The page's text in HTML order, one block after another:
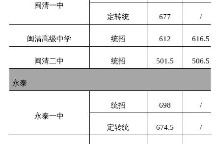
闽清一中
定转统 677 /
闽清高级中学 统招 612 616.5
闽清二中 统招 501.5 506.5
永泰
永泰一中
统招 698 /
定转统 674.5 /